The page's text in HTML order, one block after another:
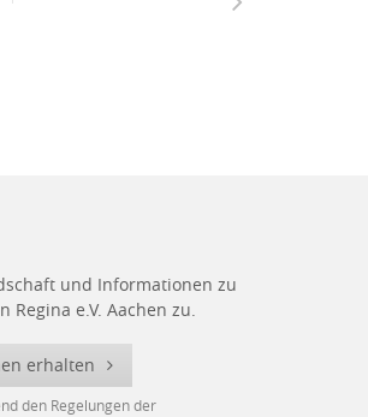
und Informationen zu
e.V. Aachen zu.
erhalten
den Regelungen der